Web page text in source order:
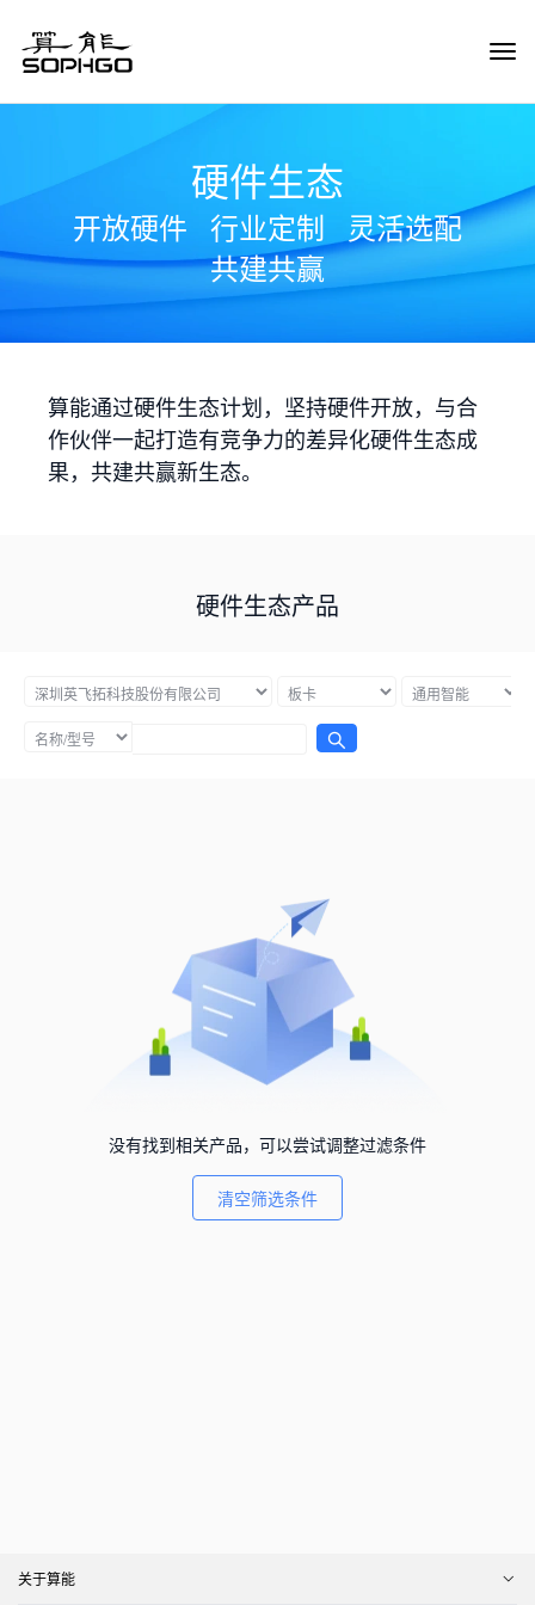
硬件生态
开放硬件 行业定制
灵活选配
共建共赢
算能通过硬件生态计划，坚持硬件开放，与合
作伙伴一起打造有竞争力的差异化硬件生态成
果，共建共赢新生态。
硬件生态产品
没有找到相关产品，可以尝试调整过滤条件
清空筛选条件
关于算能